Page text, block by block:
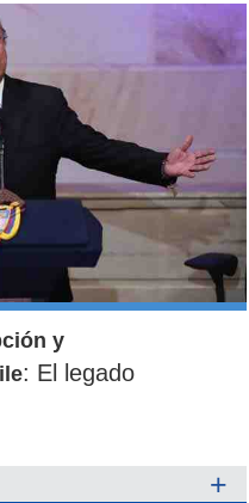
y
: El legado
+